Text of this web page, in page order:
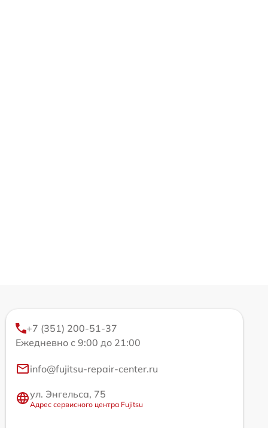
+7 (351) 200-51-37
Ежедневно с 9:00 до 21:00
info@fujitsu-repair-center.ru
ул. Энгельса, 75
Адрес сервисного центра Fujitsu